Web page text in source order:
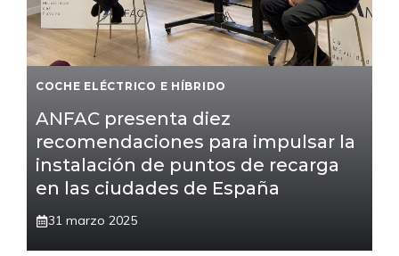
COCHE ELÉCTRICO E HÍBRIDO
ANFAC presenta diez
recomendaciones para impulsar la
instalación de puntos de recarga
en las ciudades de España
31 marzo 2025